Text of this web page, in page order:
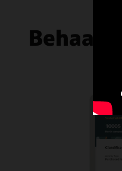
Behaal